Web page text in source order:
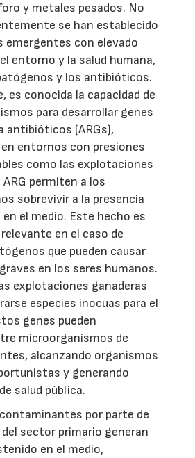
y metales pesados. No
se han establecido
con elevado
entorno y la salud humana,
y los antibióticos.
es conocida la capacidad de
para desarrollar genes
antibióticos (ARGs),
entornos con presiones
como las explotaciones
permiten a los
sobrevivir a la presencia
el medio. Este hecho es
en el caso de
que pueden causar
en los seres humanos.
explotaciones ganaderas
especies inocuas para el
genes pueden
microorganismos de
alcanzando organismos
y generando
salud pública.
por parte de
sector primario generan
en el medio,